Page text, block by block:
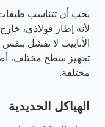
يجب أن تتناسب طبقات
لأنه إطار فولاذي،
الأنابيب لا تفشل
تجهيز سطح مختلف،
مختلفة.
الهياكل الحديدية